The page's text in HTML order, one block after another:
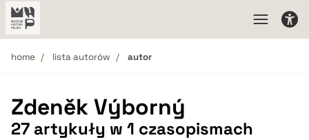
home lista autorów autor
Zdeněk Výborný
27 artykuły w 1 czasopismach